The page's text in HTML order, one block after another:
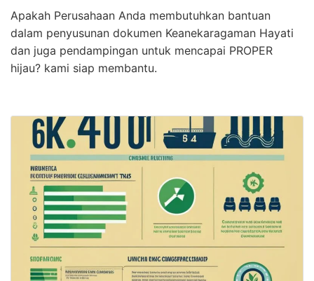
Apakah Perusahaan Anda membutuhkan bantuan
dalam penyusunan dokumen Keanekaragaman Hayati
dan juga pendampingan untuk mencapai PROPER
hijau? kami siap membantu.